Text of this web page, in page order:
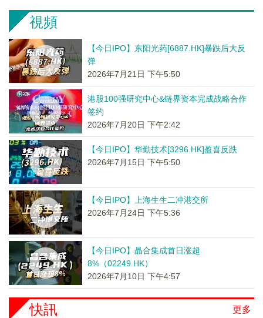
視頻
【今日IPO】东阳光药[6887.HK]暴跌后大反
弹
2026年7月21日 下午5:50
港股100强研究中心&链界资本完成战略合作
签约
2026年7月20日 下午2:42
【今日IPO】华勤技术[3296.HK]盈喜反跌
2026年7月15日 下午5:50
【今日IPO】上海生生二冲港交所
2026年7月24日 下午5:36
【今日IPO】晶合集成首日涨超
8%（02249.HK）
2026年7月10日 下午4:57
更多
快訊